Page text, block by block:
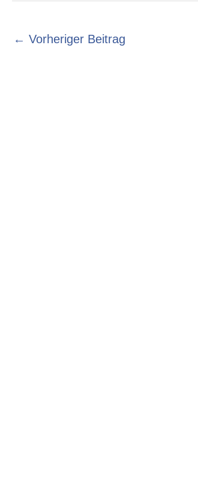
← Vorheriger Beitrag